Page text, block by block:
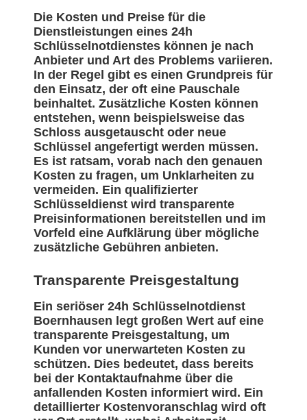
Die Kosten und Preise für die
Dienstleistungen eines 24h
Schlüsselnotdienstes können je nach
Anbieter und Art des Problems variieren.
In der Regel gibt es einen Grundpreis für
den Einsatz, der oft eine Pauschale
beinhaltet. Zusätzliche Kosten können
entstehen, wenn beispielsweise das
Schloss ausgetauscht oder neue
Schlüssel angefertigt werden müssen.
Es ist ratsam, vorab nach den genauen
Kosten zu fragen, um Unklarheiten zu
vermeiden. Ein qualifizierter
Schlüsseldienst wird transparente
Preisinformationen bereitstellen und im
Vorfeld eine Aufklärung über mögliche
zusätzliche Gebühren anbieten.
Transparente Preisgestaltung
Ein seriöser 24h Schlüsselnotdienst
Boernhausen legt großen Wert auf eine
transparente Preisgestaltung, um
Kunden vor unerwarteten Kosten zu
schützen. Dies bedeutet, dass bereits
bei der Kontaktaufnahme über die
anfallenden Kosten informiert wird. Ein
detaillierter Kostenvoranschlag wird oft